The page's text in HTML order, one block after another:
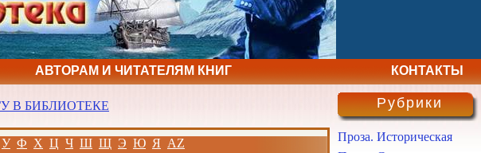
АВТОРАМ И ЧИТАТЕЛЯМ КНИГ КОНТАКТЫ
В БИБЛИОТЕКЕ
У Ф Х Ц Ч Ш Щ Э Ю Я AZ
Рубрики
Проза. Историческая